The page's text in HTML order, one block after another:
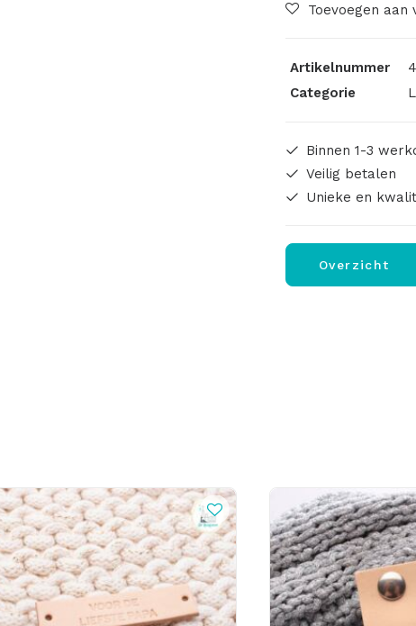
Toevoegen aan
Artikelnummer
Categorie
Binnen 1-3
Veilig betalen
Unieke en
Overzicht